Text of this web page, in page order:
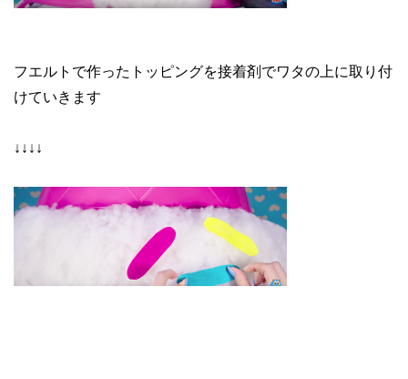
フエルトで作ったトッピングを接着剤でワタの上に取り付
けていきます
↓↓↓↓